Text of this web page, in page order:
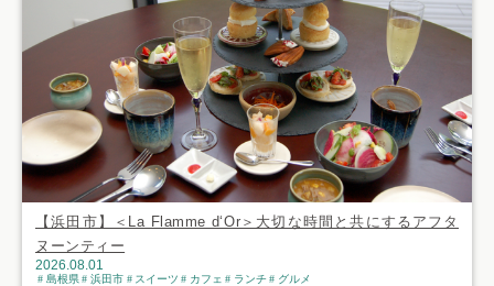
【浜田市】＜La Flamme d‘Or＞大切な時間と共にするアフタ
ヌーンティー
2026.08.01
島根県 浜田市 スイーツ カフェ ランチ グルメ